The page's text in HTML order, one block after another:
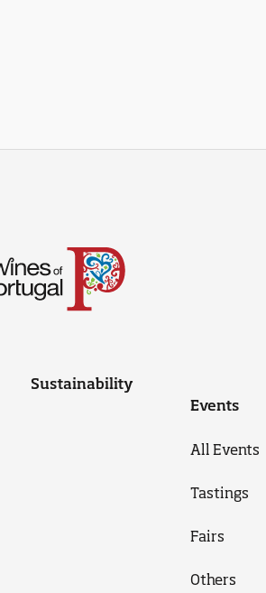
Sustainability
Events
All Events
Tastings
Fairs
Others